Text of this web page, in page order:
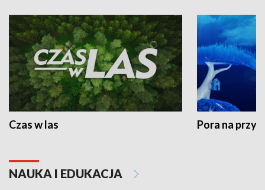
Czas w las Pora na
NAUKA I EDUKACJA